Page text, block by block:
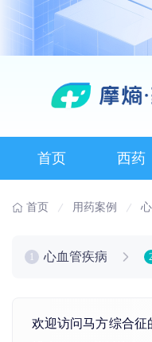
首页 西药
首页 用药案例
心血管疾病
欢迎访问马方综合征